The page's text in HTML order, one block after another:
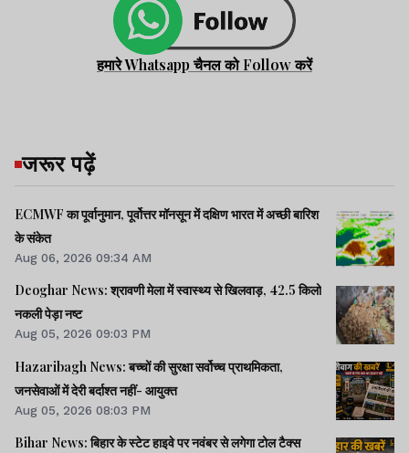
हमारे Whatsapp चैनल को Follow करें
जरूर पढ़ें
ECMWF का पूर्वानुमान, पूर्वोत्तर मॉनसून में दक्षिण भारत में अच्छी बारिश
के संकेत
Aug 06, 2026 09:34 AM
Deoghar News: श्रावणी मेला में स्वास्थ्य से खिलवाड़, 42.5 किलो
नकली पेड़ा नष्ट
Aug 05, 2026 09:03 PM
Hazaribagh News: बच्चों की सुरक्षा सर्वोच्च प्राथमिकता,
जनसेवाओं में देरी बर्दाश्त नहीं- आयुक्त
Aug 05, 2026 08:03 PM
Bihar News: बिहार के स्टेट हाइवे पर नवंबर से लगेगा टोल टैक्स